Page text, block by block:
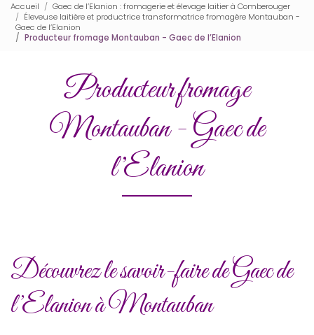
Accueil
Gaec de l’Elanion : fromagerie et élevage laitier à Comberouger
Éleveuse laitière et productrice transformatrice fromagère Montauban -
Gaec de l’Elanion
Producteur fromage Montauban - Gaec de l’Elanion
Producteur fromage
Montauban - Gaec de
l’Elanion
Découvrez le savoir-faire de Gaec de
l’Elanion à Montauban